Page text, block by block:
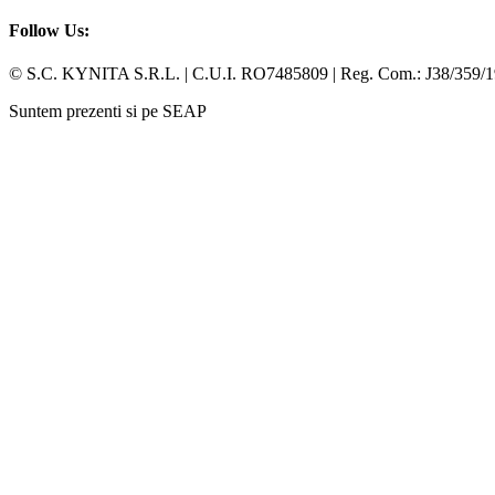
Follow Us:
Facebook
Whatsapp
© S.C. KYNITA S.R.L. | C.U.I. RO7485809 | Reg. Com.: J38/359/
Suntem prezenti si pe SEAP